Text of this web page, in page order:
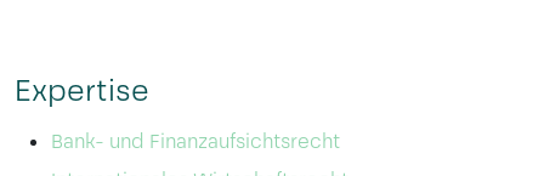
Expertise
Bank- und Finanzaufsichtsrecht